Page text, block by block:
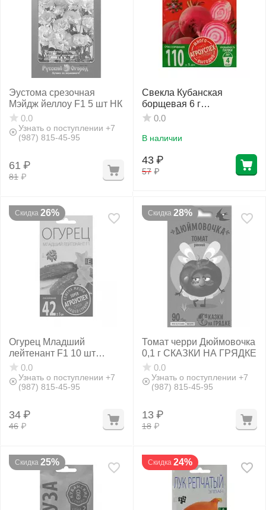
Эустома срезочная
Мэйдж йеллоу F1 5 шт НК
0.0
Узнать о поступлении +7
(987) 815-45-95
81 ₽
61 ₽
Свекла Кубанская
борщевая 6 г
АГРОУСПЕХ МНОГО-
0.0
В наличии
57 ₽
43 ₽
Скидка 26%
Огурец Младший
лейтенант F1 10 шт
АГРОУСПЕХ
0.0
Узнать о поступлении +7
(987) 815-45-95
46 ₽
34 ₽
Скидка 28%
Томат черри Дюймовочка
0,1 г СКАЗКИ НА ГРЯДКЕ
0.0
Узнать о поступлении +7
(987) 815-45-95
18 ₽
13 ₽
Скидка 25% Скидка 24%